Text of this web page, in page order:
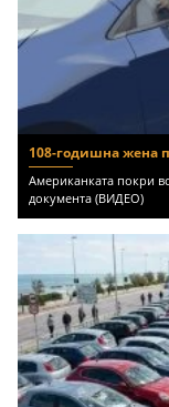
108-годишна жена
Американката покри
документа (ВИДЕО)